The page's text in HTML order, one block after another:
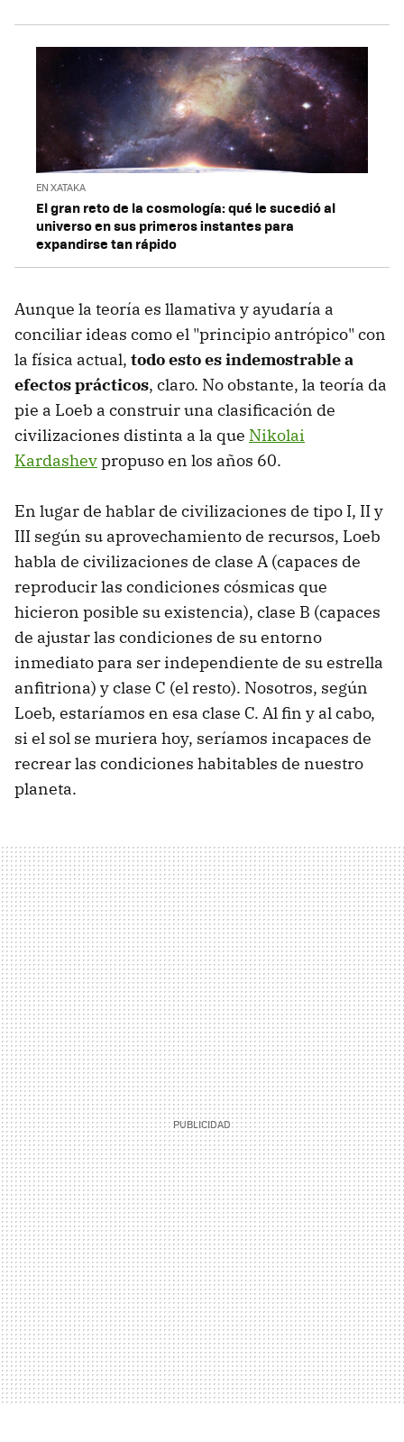
EN XATAKA
El gran reto de la cosmología: qué le sucedió al
universo en sus primeros instantes para
expandirse tan rápido
Aunque la teoría es llamativa y ayudaría a
conciliar ideas como el "principio antrópico" con
la física actual, todo esto es indemostrable a
efectos prácticos, claro. No obstante, la teoría da
pie a Loeb a construir una clasificación de
civilizaciones distinta a la que Nikolai
Kardashevpropuso en los años 60.
En lugar de hablar de civilizaciones de tipo I, II y
III según su aprovechamiento de recursos, Loeb
habla de civilizaciones de clase A (capaces de
reproducir las condiciones cósmicas que
hicieron posible su existencia), clase B (capaces
de ajustar las condiciones de su entorno
inmediato para ser independiente de su estrella
anfitriona) y clase C (el resto). Nosotros, según
Loeb, estaríamos en esa clase C. Al fin y al cabo,
si el sol se muriera hoy, seríamos incapaces de
recrear las condiciones habitables de nuestro
planeta.